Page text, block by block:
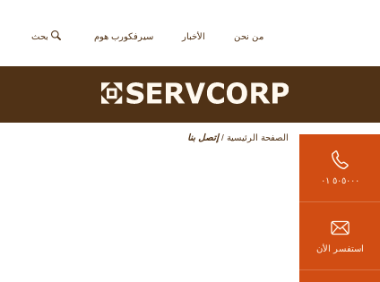
من نحن الأخبار سيرفكورب هوم بحث
٥٠٥٠٠٠ ٠١
استفسر الأن
الصفحة الرئيسية / إتصل بنا